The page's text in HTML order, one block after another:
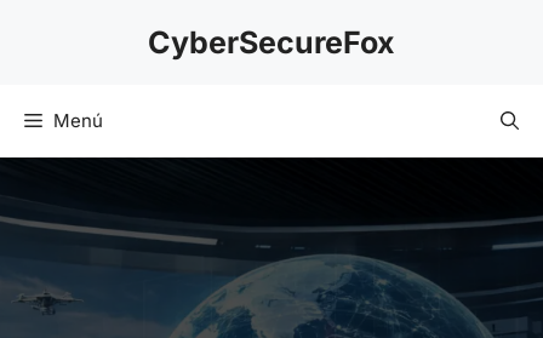
CyberSecureFox
Menú